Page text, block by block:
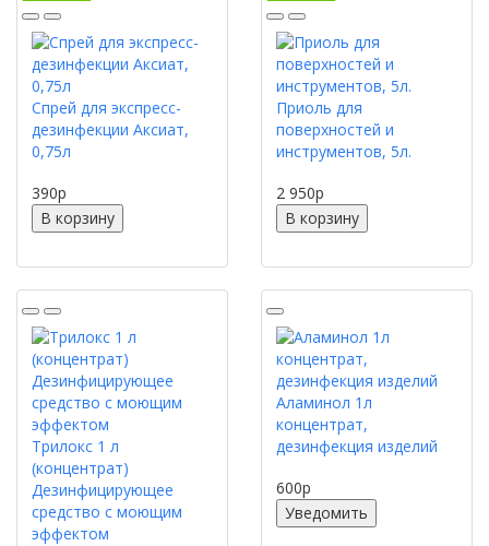
Спрей для экспресс-
дезинфекции Аксиат,
0,75л
390p
В корзину
Приоль для
поверхностей и
инструментов, 5л.
2 950p
В корзину
Трилокс 1 л
(концентрат)
Дезинфицирующее
средство с моющим
эффектом
Аламинол 1л
концентрат,
дезинфекция изделий
600p
Уведомить